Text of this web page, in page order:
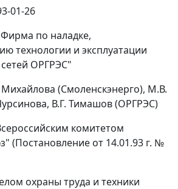
01-26
по наладке,
технологии и эксплуатации
ОРГРЭС"
(Смоленскэнерго), М.В.
В.Г. Тимашов (ОРГРЭС)
комитетом
(Постановление от 14.01.93 г. №
охраны труда и техники